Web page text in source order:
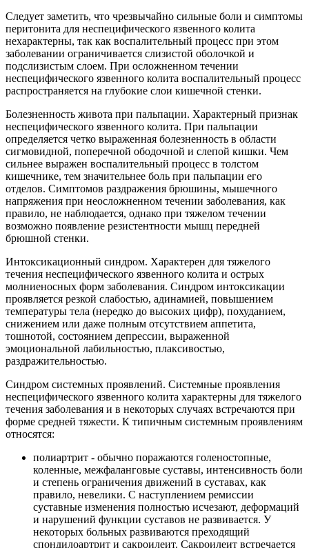
Следует заметить, что чрезвычайно сильные боли и симптомы
перитонита для неспецифического язвенного колита
нехарактерны, так как воспалительный процесс при этом
заболевании ограничивается слизистой оболочкой и
подслизистым слоем. При осложненном течении
неспецифического язвенного колита воспалительный процесс
распространяется на глубокие слои кишечной стенки.
Болезненность живота при пальпации. Характерный признак
неспецифического язвенного колита. При пальпации
определяется четко выраженная болезненность в области
сигмовидной, поперечной ободочной и слепой кишки. Чем
сильнее выражен воспалительный процесс в толстом
кишечнике, тем значительнее боль при пальпации его
отделов. Симптомов раздражения брюшины, мышечного
напряжения при неосложненном течении заболевания, как
правило, не наблюдается, однако при тяжелом течении
возможно появление резистентности мышц передней
брюшной стенки.
Интоксикационный синдром. Характерен для тяжелого
течения неспецифического язвенного колита и острых
молниеносных форм заболевания. Синдром интоксикации
проявляется резкой слабостью, адинамией, повышением
температуры тела (нередко до высоких цифр), похуданием,
снижением или даже полным отсутствием аппетита,
тошнотой, состоянием депрессии, выраженной
эмоциональной лабильностью, плаксивостью,
раздражительностью.
Синдром системных проявлений. Системные проявления
неспецифического язвенного колита характерны для тяжелого
течения заболевания и в некоторых случаях встречаются при
форме средней тяжести. К типичным системным проявлениям
относятся:
полиартрит - обычно поражаются голеностопные,
коленные, межфаланговые суставы, интенсивность боли
и степень ограничения движений в суставах, как
правило, невелики. С наступлением ремиссии
суставные изменения полностью исчезают, деформаций
и нарушений функции суставов не развивается. У
некоторых больных развиваются преходящий
спондилоартрит и сакроилеит. Сакроилеит встречается